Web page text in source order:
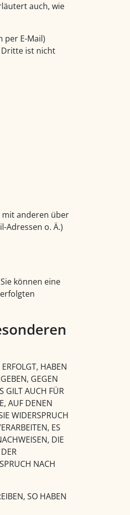
auch, wie
per E-Mail)
Dritte ist nicht
mit anderen über
Adressen o. Ä.)
können eine
HABEN
GEGEN
GILT AUCH FÜR
AUF DENEN
WIDERSPRUCH
ES
DIE
NACH
SO HABEN